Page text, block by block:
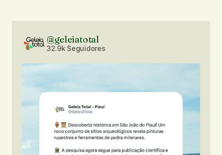
@geleiatotal
32.9k Seguidores